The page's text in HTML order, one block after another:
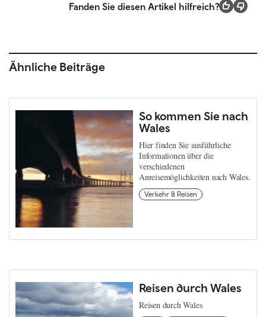
Fanden Sie diesen Artikel hilfreich?
Ähnliche Beiträge
So kommen Sie nach
Wales
Hier finden Sie ausführliche
Informationen über die
verschiedenen
Anreisemöglichkeiten nach Wales.
Verkehr & Reisen
Reisen durch Wales
Reisen durch Wales